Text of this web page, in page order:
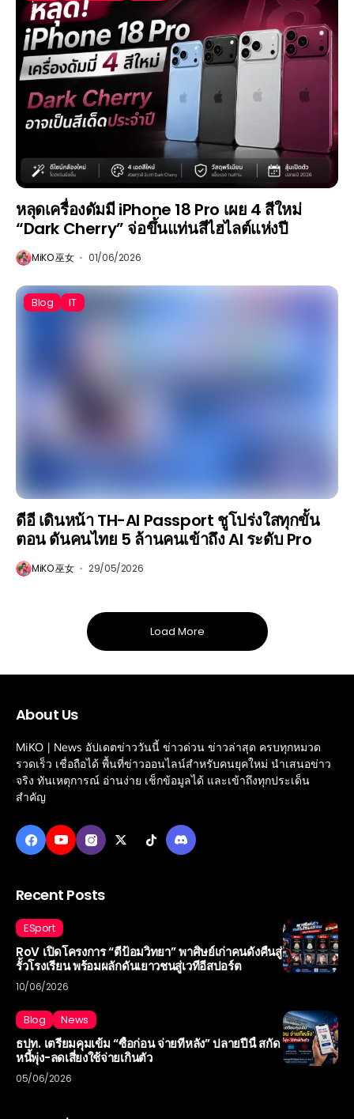
หลุดเครื่องดัมมี iPhone 18 Pro เผย 4 สีใหม่
“Dark Cherry” จ่อขึ้นแท่นสีไฮไลต์แห่งปี
MiKO 巫女 01/06/2026
Blog IT
ดีอี เดินหน้า TH-AI Passport ชูโปร่งใสทุกขั้น
ตอน ดันคนไทย 5 ล้านคนเข้าถึง AI ระดับ Pro
MiKO 巫女 29/05/2026
Load More
About Us
MiKO | News อัปเดตข่าววันนี้ ข่าวด่วน ข่าวล่าสุด ครบทุกหมวด
รวดเร็ว เชื่อถือได้ พื้นที่ข่าวออนไลน์สำหรับคนยุคใหม่ นำเสนอข่าว
จริง ทันเหตุการณ์ อ่านง่าย เช็กข้อมูลได้ และเข้าถึงทุกประเด็น
สำคัญ
Recent Posts
ESport
RoV เปิดโครงการ “ตีป้อมวิทยา” พาศิษย์เก่าคนดังคืนสู่
รั้วโรงเรียน พร้อมผลักดันเยาวชนสู่เวทีอีสปอร์ต
10/06/2026
Blog News
ธปท. เตรียมคุมเข้ม “ซื้อก่อน จ่ายทีหลัง” ปลายปีนี้ สกัด
หนี้พุ่ง-ลดเสี่ยงใช้จ่ายเกินตัว
05/06/2026